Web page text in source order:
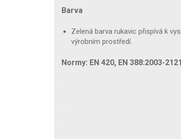
Barva
Zelená barva rukavic přispívá k
výrobním prostředí.
Normy: EN 420, EN 388:2003-